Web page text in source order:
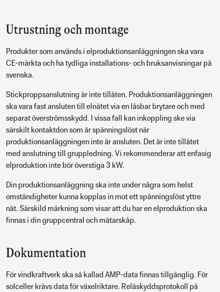
Utrustning och montage
Produkter som används i elproduktionsanläggningen ska vara
CE-märkta och ha tydliga installations- och bruksanvisningar på
svenska.
Stickproppsanslutning är inte tillåten. Produktionsanläggningen
ska vara fast ansluten till elnätet via en låsbar brytare och med
separat överströmsskydd. I vissa fall kan inkoppling ske via
särskilt kontaktdon som är spänningslöst när
produktionsanläggningen inte är ansluten. Det är inte tillåtet
med anslutning till gruppledning. Vi rekommenderar att enfasig
elproduktion inte bör överstiga 3 kW.
Din produktionsanläggning ska inte under några som helst
omständigheter kunna kopplas in mot ett spänningslöst yttre
nät. Särskild märkning som visar att du har en elproduktion ska
finnas i din gruppcentral och mätarskåp.
Dokumentation
För vindkraftverk ska så kallad AMP-data finnas tillgänglig. För
solceller krävs data för växelriktare. Reläskyddsprotokoll på